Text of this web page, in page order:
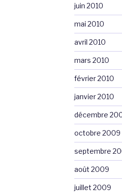
juin 2010
mai 2010
avril 2010
mars 2010
février 2010
janvier 2010
décembre
octobre 2009
septembre
août 2009
juillet 2009